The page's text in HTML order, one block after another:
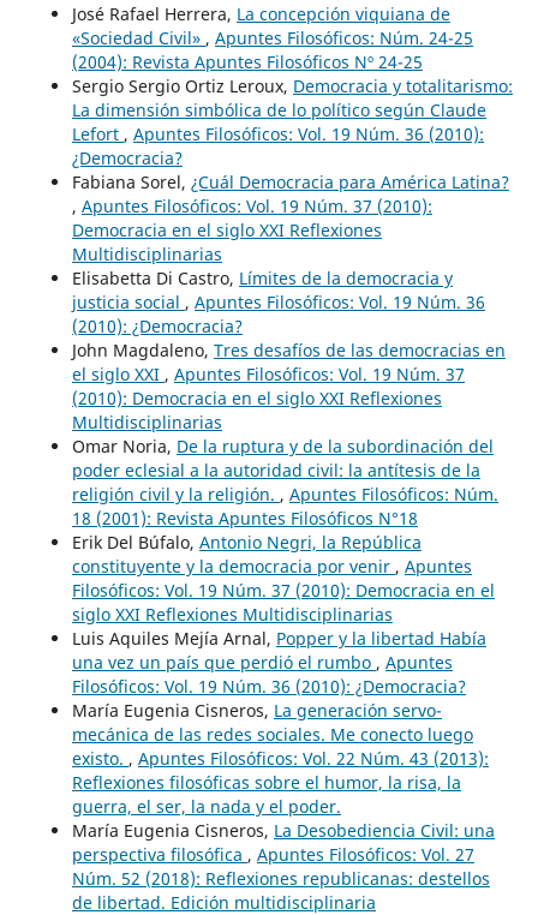
José Rafael Herrera, La concepción viquiana de
«Sociedad Civil» , Apuntes Filosóficos: Núm. 24-25
(2004): Revista Apuntes Filosóficos Nº 24-25
Sergio Sergio Ortiz Leroux, Democracia y totalitarismo:
La dimensión simbólica de lo político según Claude
Lefort , Apuntes Filosóficos: Vol. 19 Núm. 36 (2010):
¿Democracia?
Fabiana Sorel, ¿Cuál Democracia para América Latina?
, Apuntes Filosóficos: Vol. 19 Núm. 37 (2010):
Democracia en el siglo XXI Reflexiones
Multidisciplinarias
Elisabetta Di Castro, Límites de la democracia y
justicia social , Apuntes Filosóficos: Vol. 19 Núm. 36
(2010): ¿Democracia?
John Magdaleno, Tres desafíos de las democracias en
el siglo XXI , Apuntes Filosóficos: Vol. 19 Núm. 37
(2010): Democracia en el siglo XXI Reflexiones
Multidisciplinarias
Omar Noria, De la ruptura y de la subordinación del
poder eclesial a la autoridad civil: la antítesis de la
religión civil y la religión. , Apuntes Filosóficos: Núm.
18 (2001): Revista Apuntes Filosóficos N°18
Erik Del Búfalo, Antonio Negri, la República
constituyente y la democracia por venir , Apuntes
Filosóficos: Vol. 19 Núm. 37 (2010): Democracia en el
siglo XXI Reflexiones Multidisciplinarias
Luis Aquiles Mejía Arnal, Popper y la libertad Había
una vez un país que perdió el rumbo , Apuntes
Filosóficos: Vol. 19 Núm. 36 (2010): ¿Democracia?
María Eugenia Cisneros, La generación servo-
mecánica de las redes sociales. Me conecto luego
existo. , Apuntes Filosóficos: Vol. 22 Núm. 43 (2013):
Reflexiones filosóficas sobre el humor, la risa, la
guerra, el ser, la nada y el poder.
María Eugenia Cisneros, La Desobediencia Civil: una
perspectiva filosófica , Apuntes Filosóficos: Vol. 27
Núm. 52 (2018): Reflexiones republicanas: destellos
de libertad. Edición multidisciplinaria